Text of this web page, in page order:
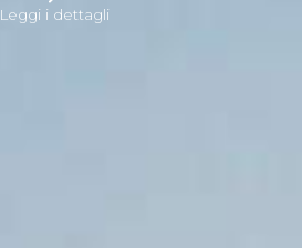
Leggi i dettagli